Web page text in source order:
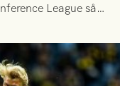
League så
Motståndare blir
och HŠK Zrinjski